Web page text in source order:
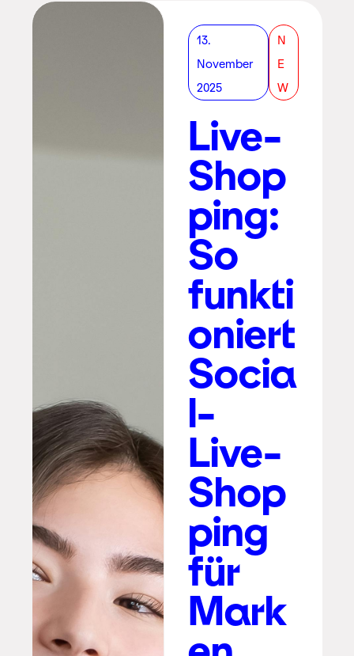
13.
November
2025
N
E
W
Live-
Shop
ping:
So
funkti
oniert
Socia
l-
Live-
Shop
ping
für
Mark